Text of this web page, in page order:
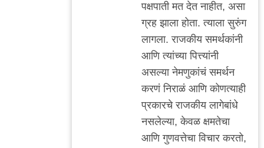
एक
राळ
अजो१२३
पक्षपाती मत देत नाहीत, असा
ग्रह झाला होता. त्याला सुरुंग
लागला. राजकीय समर्थकांनी
आणि त्यांच्या पित्त्यांनी
असल्या नेमणुकांचं समर्थन
करणं निराळं आणि कोणत्याही
प्रकारचे राजकीय लागेबांधे
नसलेल्या, केवळ क्षमतेचा
आणि गुणवत्तेचा विचार करतो,